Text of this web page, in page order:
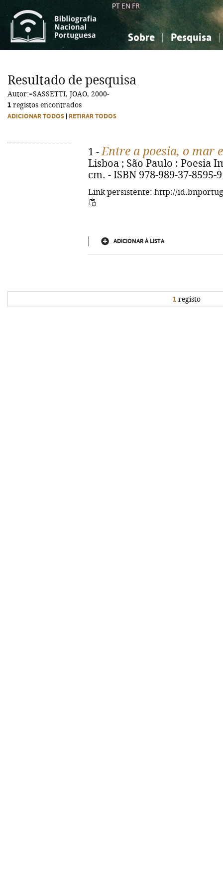
PT EN FR
Sobre Pesquisa
Ciências sociais...
Ciências sociais...
Resultado de pesquisa
Autor:=SASSETTI, JOAO, 2000-
1 registos encontrados
ADICIONAR TODOS RETIRAR TODOS
1 -Entre a poesia, o mar
Lisboa ; São Paulo : Poesia
cm. - ISBN 978-989-37-8595-9
Link persistente: http://
ADICIONAR À LISTA
1 registo